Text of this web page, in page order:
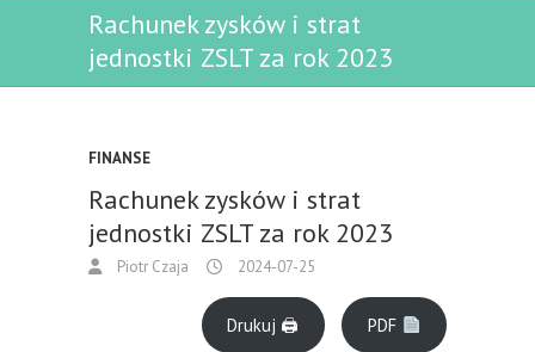
Rachunek zysków i strat
jednostki ZSLT za rok 2023
FINANSE
Rachunek zysków i strat
jednostki ZSLT za rok 2023
Piotr Czaja 2024-07-25
Drukuj 🖨 PDF